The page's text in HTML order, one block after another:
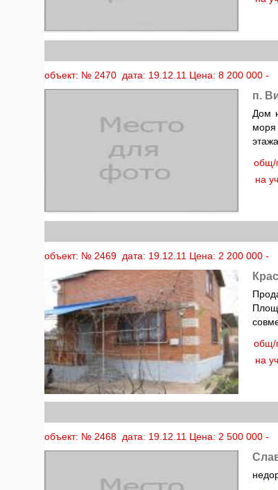
объект: № 2470 дата: 19.12.11 Цена: 8 200 000 -
п.
Дом
общ/
на
объект: № 2469 дата: 19.12.11 Цена: 2 200 000 -
общ/
на
объект: № 2468 дата: 19.12.11 Цена: 2 500 000 -